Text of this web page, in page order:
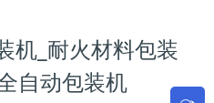
机_耐火材料包装
自动包装机